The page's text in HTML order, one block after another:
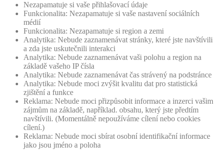
Nezapamatuje si vaše přihlašovací údaje
Funkcionalita: Nezapamatuje si vaše nastavení sociálních
médií
Funkcionalita: Nezapamatuje si region a zemi
Analytika: Nebude zaznamenávat stránky, které jste navštívili
a zda jste uskutečnili interakci
Analytika: Nebude zaznamenávat vaši polohu a region na
základě vašeho IP čísla
Analytika: Nebude zaznamenávat čas strávený na podstránce
Analytika: Nebude moci zvýšit kvalitu dat pro statistická
zjištění a funkce
Reklama: Nebude moci přizpůsobit informace a inzerci vašim
zájmům na základě, například. obsahu, který jste předtím
navštívili. (Momentálně nepoužíváme cílení nebo cookies
cílení.)
Reklama: Nebude moci sbírat osobní identifikační informace
jako jsou jméno a poloha